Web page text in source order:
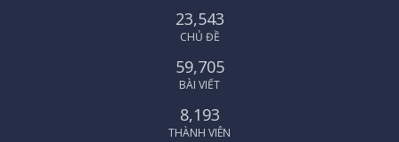
23,543
CHỦ ĐỀ
59,705
BÀI VIẾT
8,193
THÀNH VIÊN